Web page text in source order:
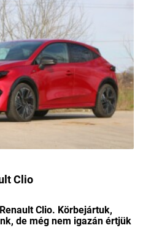
Clio
Clio. Körbejártuk,
de még nem igazán értjük